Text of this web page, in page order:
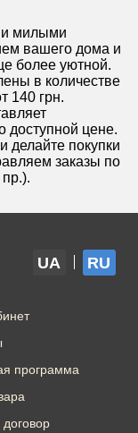
и милыми
вашего дома и
более уютной.
в количестве
140 грн.
доступной цене.
делайте покупки
заказы по
UA RU
программа